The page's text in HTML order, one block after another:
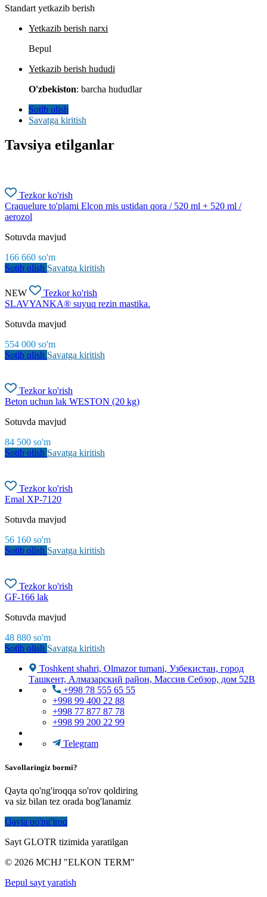
Standart yetkazib berish
Yetkazib berish narxi
Bepul
Yetkazib berish hududi
O'zbekiston: barcha hududlar
Sotib olish
Savatga kiritish
Tavsiya etilganlar
Tezkor ko'rish
Craquelure to'plami Elcon mis ustidan qora / 520 ml + 520 ml /
aerozol
Sotuvda mavjud
166 660 so'm
Sotib olish Savatga kiritish
NEW
Tezkor ko'rish
SLAVYANKA® suyuq rezin mastika.
Sotuvda mavjud
554 000 so'm
Sotib olish Savatga kiritish
Tezkor ko'rish
Beton uchun lak WESTON (20 kg)
Sotuvda mavjud
84 500 so'm
Sotib olish Savatga kiritish
Tezkor ko'rish
Emal XP-7120
Sotuvda mavjud
56 160 so'm
Sotib olish Savatga kiritish
Tezkor ko'rish
GF-166 lak
Sotuvda mavjud
48 880 so'm
Sotib olish Savatga kiritish
Toshkent shahri, Olmazor tumani, Узбекистан, город
Ташкент, Алмазарский район, Массив Себзор, дом 52В
+998 78 555 65 55
+998 99 400 22 88
+998 77 877 87 78
+998 99 200 22 99
Telegram
Savollaringiz bormi?
Qayta qo'ng'iroqqa so'rov qoldiring
va siz bilan tez orada bog'lanamiz
Qayta qo'ng'iroq
Sayt GLOTR tizimida yaratilgan
© 2026 MCHJ "ELKON TERM"
Bepul sayt yaratish